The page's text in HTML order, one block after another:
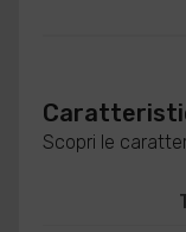
Scopri le